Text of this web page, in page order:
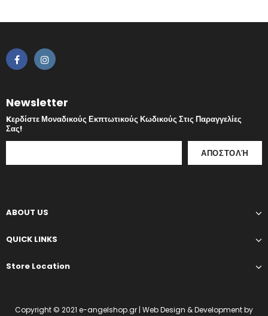
Newsletter
Kερδίστε Μοναδικούς Εκπτωτικούς Κωδικούς Στις Παραγγελίες
Σας!
ABOUT US
QUICK LINKS
Store Location
Copyright © 2021 e-angelshop.gr | Web Design & Development by